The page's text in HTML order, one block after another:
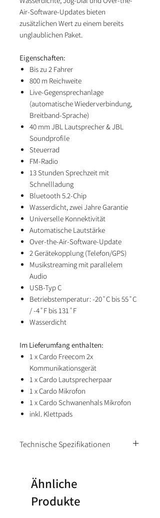
Air-Software-Updates bieten
zusätzlichen Wert zu einem bereits
unglaublichen Paket.
Eigenschaften:
Bis zu 2 Fahrer
800 m Reichweite
Live-Gegensprechanlage
(automatische Wiederverbindung,
Breitband-Sprache)
40 mm JBL Lautsprecher & JBL
Soundprofile
Steuerrad
FM-Radio
13 Stunden Sprechzeit mit
Schnellladung
Bluetooth 5.2-Chip
Wasserdicht, zwei Jahre Garantie
Universelle Konnektivität
Automatische Lautstärke
Over-the-Air-Software-Update
2 Gerätekopplung (Telefon/GPS)
Musikstreaming mit parallelem
Audio
USB-Typ C
Betriebstemperatur: -20˚C bis 55˚C
/ -4˚F bis 131˚F
Wasserdicht
Im Lieferumfang enthalten:
1 x Cardo Freecom 2x
Kommunikationsgerät
1 x Cardo Lautsprecherpaar
1 x Cardo Mikrofon
1 x Cardo Schwanenhals Mikrofon
inkl. Klettpads
Technische Spezifikationen
Universal
FM-Radio:
Betriebsfrequenzen 76-108 MHz
Ähnliche
Produkte